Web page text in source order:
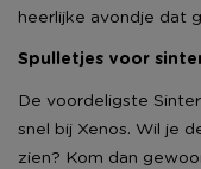
heerlijke avondje dat
Spulletjes voor
De voordeligste
snel bij Xenos. Wil je
zien? Kom dan